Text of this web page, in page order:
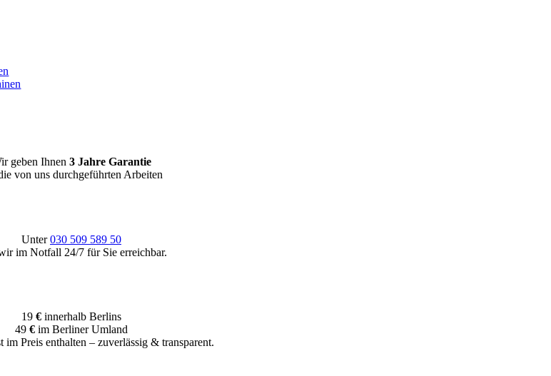
geben Ihnen 3 Jahre Garantie
von uns durchgeführten Arbeiten
Unter030 509 589 50
im Notfall 24/7 für Sie erreichbar.
19 € innerhalb Berlins
49 € im Berliner Umland
im Preis enthalten – zuverlässig & transparent.